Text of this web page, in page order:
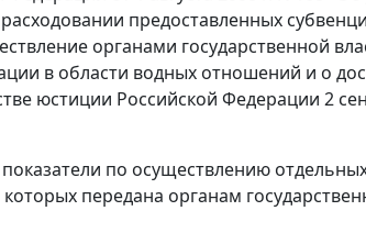
предоставленных
органами государственной
в области водных отношений и о
юстиции Российской Федерации 2
по осуществлению
передана органам